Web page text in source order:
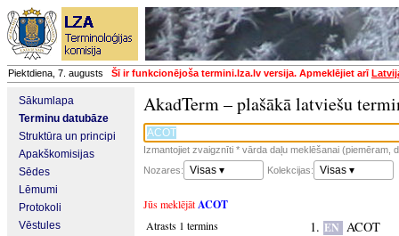
Piektdiena, 7. augusts Šī ir funkcionējoša termini.lza.lv versija. Apmeklējiet arī
Sākumlapa
Terminu datubāze
Struktūra un principi
Apakškomisijas
Sēdes
Lēmumi
Protokoli
Vēstules
AkadTerm – plašākā latviešu
Izmantojiet zvaigznīti * vārda daļu meklēšanai (piemēram,
Nozares:
Visas ▾ Kolekcijas: Visas ▾
Jūs meklējātACOT
Atrasts 1 termins
EN ACOT